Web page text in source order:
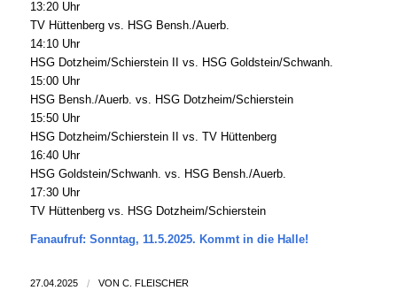
13:20 Uhr
TV Hüttenberg vs. HSG Bensh./Auerb.
14:10 Uhr
HSG Dotzheim/Schierstein II vs. HSG Goldstein/Schwanh.
15:00 Uhr
HSG Bensh./Auerb. vs. HSG Dotzheim/Schierstein
15:50 Uhr
HSG Dotzheim/Schierstein II vs. TV Hüttenberg
16:40 Uhr
HSG Goldstein/Schwanh. vs. HSG Bensh./Auerb.
17:30 Uhr
TV Hüttenberg vs. HSG Dotzheim/Schierstein
Fanaufruf: Sonntag, 11.5.2025. Kommt in die Halle!
27.04.2025 / VON C. FLEISCHER